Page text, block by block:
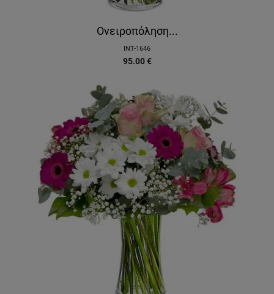
Ονειροπόληση...
INT-1646
95.00 €